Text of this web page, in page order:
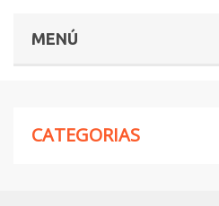
MENÚ
CATEGORIAS